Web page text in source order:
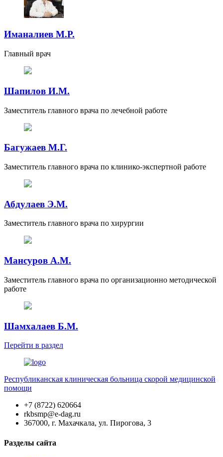
Иманалиев М.Р.
Главный врач
Шапилов И.М.
Заместитель главного врача по лечебной работе
Багужаев М.Г.
Заместитель главного врача по клинико-экспертной работе
Абдулаев Э.М.
Заместитель главного врача по хирургии
Мансуров А.М.
Заместитель главного врача по организационно методической
работе
Шамхалаев Б.М.
Перейти в раздел
Республиканская клиническая больница скорой медицинской
помощи
+7 (8722) 620664
rkbsmp@e-dag.ru
367000, г. Махачкала, ул. Пирогова, 3
Разделы сайта